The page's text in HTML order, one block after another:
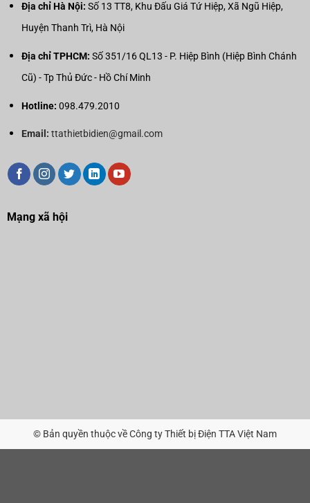
Địa chỉ Hà Nội: Số 13 TT8, Khu Đấu Giá Tứ Hiệp, Xã Ngũ Hiệp,
Huyện Thanh Trì, Hà Nội
Địa chỉ TPHCM: Số 351/16 QL13 - P. Hiệp Bình (Hiệp Bình Chánh
Cũ) - Tp Thủ Đức - Hồ Chí Minh
Hotline: 098.479.2010
Email: ttathietbidien@gmail.com
Mạng xã hội
© Bản quyền thuộc về Công ty Thiết bị Điện TTA Việt Nam